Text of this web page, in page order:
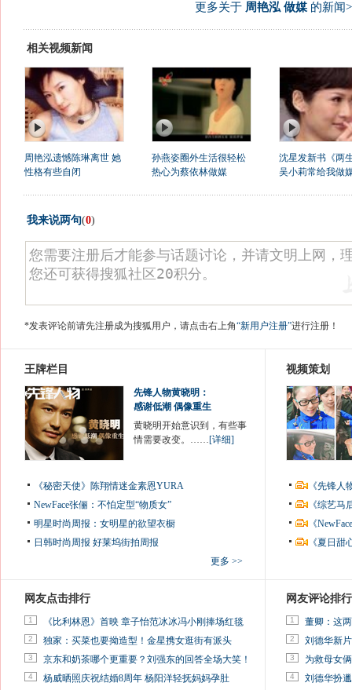
更多关于 周艳泓 做媒的新闻
相关视频新闻
周艳泓遗憾陈琳离世 她
性格有些自闭
孙燕姿圈外生活很轻松
热心为蔡依林做媒
沈星发新书《两
吴小莉常给我做
我来说两句(0)
*发表评论前请先注册成为搜狐用户，请点击右上角“新用户注册”进行注册！
王牌栏目
先锋人物黄晓明：
感谢低潮 偶像重生
黄晓明开始意识到，有些事
情需要改变。……[详细]
《秘密天使》陈翔情迷金素恩YURA
NewFace张俪：不怕定型“物质女”
明星时尚周报：女明星的欲望衣橱
日韩时尚周报 好莱坞街拍周报
更多 >>
视频策划
《先锋
《综艺
《
《夏日
网友点击排行
1 《比利林恩》首映 章子怡范冰冰冯小刚捧场红毯
2 独家：买菜也要拗造型！金星携女逛街有派头
3 京东和奶茶哪个更重要？刘强东的回答全场大笑！
4 杨威晒照庆祝结婚8周年 杨阳洋轻抚妈妈孕肚
网友评论排行
1 董卿：这
2 刘德华新
3 为救母女
4 刘德华扮